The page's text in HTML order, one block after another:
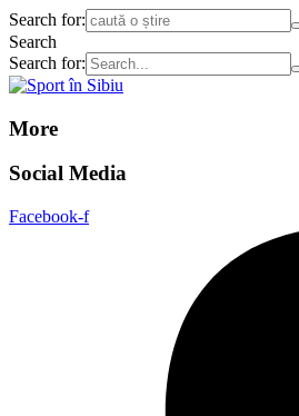
Search for:
Search
Search for:
More
Social Media
Facebook-f